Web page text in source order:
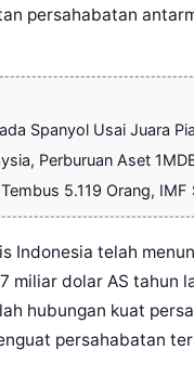
persahabatan
Spanyol Usai Juara
Perburuan Aset
5.119 Orang, IMF
Indonesia telah
miliar dolar AS tahun
hubungan kuat
persahabatan